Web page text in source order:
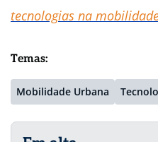
tecnologias na
Temas:
Mobilidade Urbana